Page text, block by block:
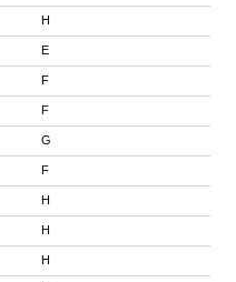
H
E
F
F
G
F
H
H
H